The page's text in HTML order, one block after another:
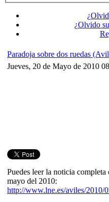
¿Olvido
Paradoja sobre dos ruedas
Jueves, 20 de Mayo de 2010
Puedes leer la noticia
mayo del 2010:
http://www.lne.es/aviles/2010/